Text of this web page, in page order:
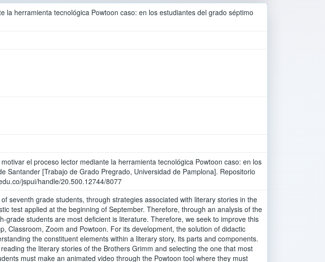
herramienta tecnológica Powtoon caso: en los estudiantes del grado séptimo
el proceso lector mediante la herramienta tecnológica Powtoon caso: en los
Santander [Trabajo de Grado Pregrado, Universidad de Pamplona]. Repositorio
jspui/handle/20.500.12744/8077
seventh grade students, through strategies associated with literary stories in the
test applied at the beginning of September. Therefore, through an analysis of the
students are most deficient is literature. Therefore, we seek to improve this
Classroom, Zoom and Powtoon. For its development, the solution of didactic
the constituent elements within a literary story, its parts and components.
the literary stories of the Brothers Grimm and selecting the one that most
must make an animated video through the Powtoon tool where they must